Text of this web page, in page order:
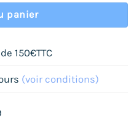
panier
150€TTC
(voir conditions)